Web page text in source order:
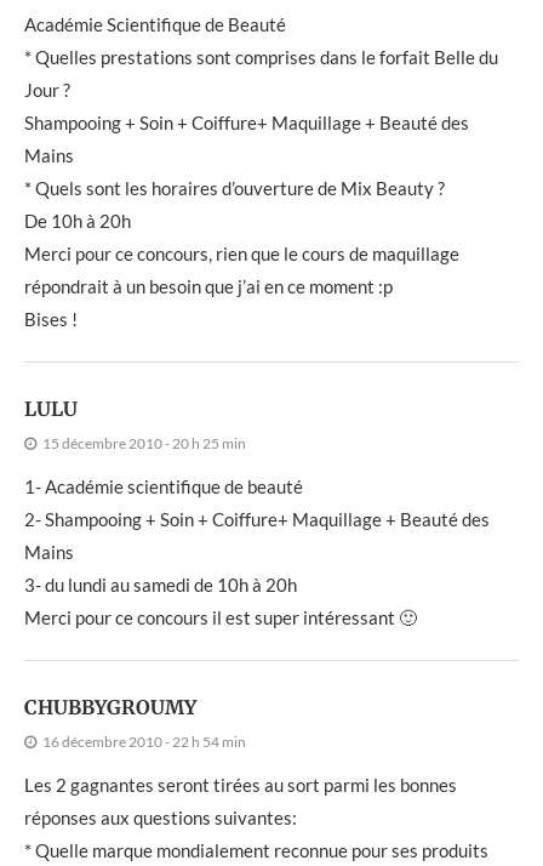
Académie Scientifique de Beauté
* Quelles prestations sont comprises dans le forfait Belle du
Jour ?
Shampooing + Soin + Coiffure+ Maquillage + Beauté des
Mains
* Quels sont les horaires d’ouverture de Mix Beauty ?
De 10h à 20h
Merci pour ce concours, rien que le cours de maquillage
répondrait à un besoin que j’ai en ce moment :p
Bises !
LULU
15 décembre 2010 - 20 h 25 min
1- Académie scientifique de beauté
2- Shampooing + Soin + Coiffure+ Maquillage + Beauté des
Mains
3- du lundi au samedi de 10h à 20h
Merci pour ce concours il est super intéressant 🙂
CHUBBYGROUMY
16 décembre 2010 - 22 h 54 min
Les 2 gagnantes seront tirées au sort parmi les bonnes
réponses aux questions suivantes:
* Quelle marque mondialement reconnue pour ses produits